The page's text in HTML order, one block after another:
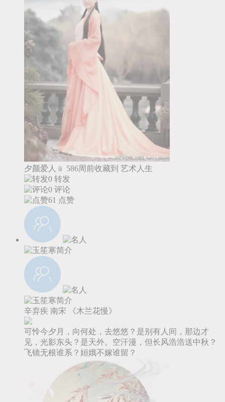
夕颜爱人﹫ 586周前收藏到 艺术人生
0 转发
0 评论
61 点赞
辛弃疾 南宋 《木兰花慢》
可怜今夕月，向何处，去悠悠？是别有人间，那边才
见，光影东头？是天外。空汗漫，但长风浩浩送中秋？
飞镜无根谁系？姮娥不嫁谁留？